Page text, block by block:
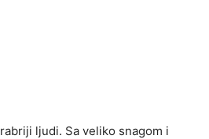
ljudi. Sa veliko snagom i